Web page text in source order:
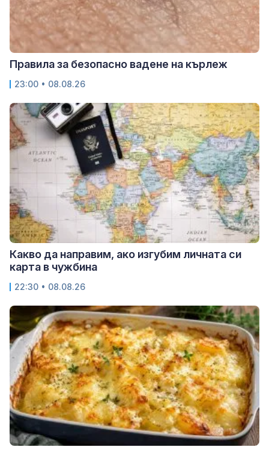
Правила за безопасно вадене на кърлеж
23:00 • 08.08.26
Какво да направим, ако изгубим личната си
карта в чужбина
22:30 • 08.08.26